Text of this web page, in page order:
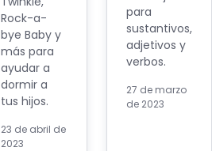
Rock-a-
bye Baby y
más para
ayudar a
dormir a
tus hijos.
23 de abril de
2023
para
sustantivos,
adjetivos y
verbos.
27 de marzo
de 2023